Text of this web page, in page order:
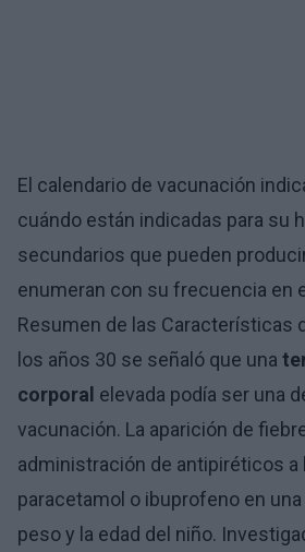
El calendario de vacunación
cuándo están indicadas para su
secundarios que pueden
enumeran con su frecuencia en
Resumen de las Características
los años 30 se señaló que una
corporal elevada podía ser una
vacunación. La aparición de
administración de antipiréticos a
paracetamol o ibuprofeno en
peso y la edad del niño.